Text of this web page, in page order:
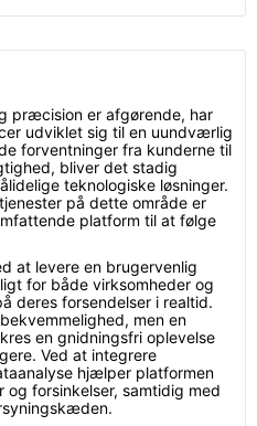
præcision er afgørende, har
udviklet sig til en uundværlig
forventninger fra kunderne til
bliver det stadig
teknologiske løsninger.
på dette område er
platform til at følge
at levere en brugervenlig
for både virksomheder og
deres forsendelser i realtid.
men en
en gnidningsfri oplevelse
Ved at integrere
hjælper platformen
og forsinkelser, samtidig med